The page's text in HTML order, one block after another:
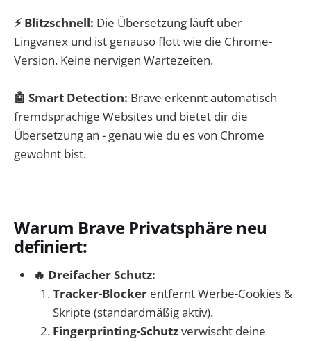
⚡ Blitzschnell: Die Übersetzung läuft über
Lingvanex und ist genauso flott wie die Chrome-
Version. Keine nervigen Wartezeiten.
🤖 Smart Detection: Brave erkennt automatisch
fremdsprachige Websites und bietet dir die
Übersetzung an - genau wie du es von Chrome
gewohnt bist.
Warum Brave Privatsphäre neu
definiert:
🔥 Dreifacher Schutz:
Tracker-Blocker entfernt Werbe-Cookies &
Skripte (standardmäßig aktiv).
Fingerprinting-Schutzverwischt deine